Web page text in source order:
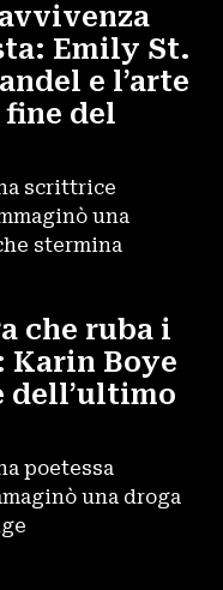
Emily St.
e l’arte
fine del
scrittrice
una
stermina
che ruba i
Karin Boye
dell’ultimo
poetessa
una droga